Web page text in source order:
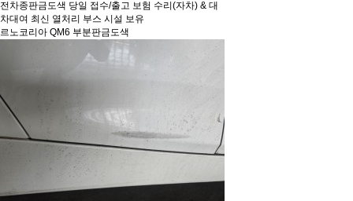
르노코리아 QM6 부분판금도색